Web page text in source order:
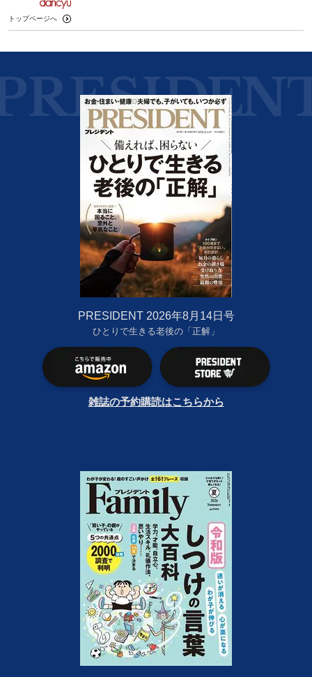
トップページへ
PRESIDENT 2026年8月14日号
ひとりで生きる老後の「正解」
雑誌の予約購読はこちらから